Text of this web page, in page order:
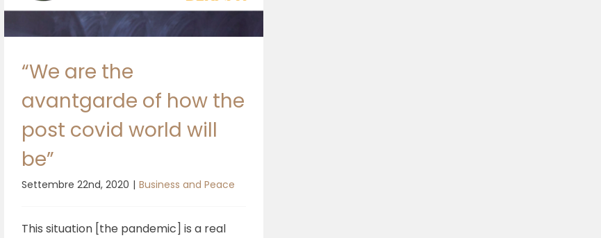
“We are the
avantgarde of how the
post covid world will
be”
Settembre 22nd, 2020 | Business and Peace
This situation [the pandemic] is a real